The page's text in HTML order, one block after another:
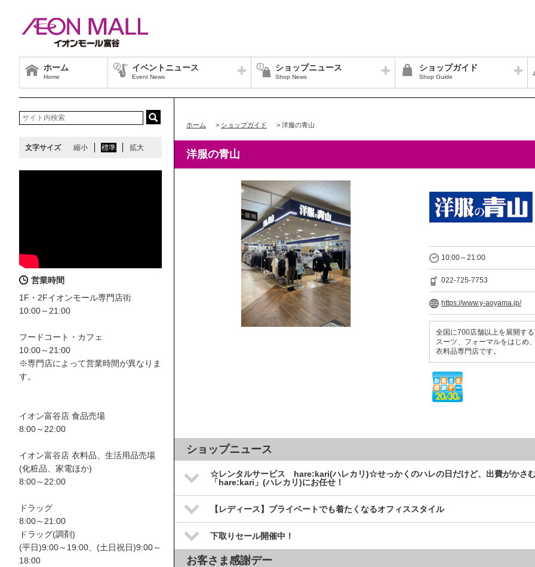
ホーム
Home
イベントニュース
Event News
ショップニュース
Shop News
ショップガイド
Shop Guide
ホーム > ショップガイド > 洋服の青山
洋服の青山
10:00～21:00
022-725-7753
https://www.y-aoyama.jp/
全国に700店舗以上を展開する
スーツ、フォーマルをはじめ
衣料品専門店です。
ショップニュース
☆レンタルサービス hare:kari(ハレカリ)☆せっかくのハレの日だけど、出費がかさ
「hare:kari」(ハレカリ)にお任せ！
【レディース】プライベートでも着たくなるオフィススタイル
下取りセール開催中！
お客さま感謝デー
文字サイズ 縮小 標準 拡大
営業時間
1F・2Fイオンモール専門店街
10:00～21:00
フードコート・カフェ
10:00～21:00
※専門店によって営業時間が異なりま
す。
イオン富谷店 食品売場
8:00～22:00
イオン富谷店 衣料品、生活用品売場
(化粧品、家電ほか)
8:00～22:00
ドラッグ
8:00～21:00
ドラッグ(調剤)
(平日)9:00～19:00、(土日祝日)9:00～
18:00